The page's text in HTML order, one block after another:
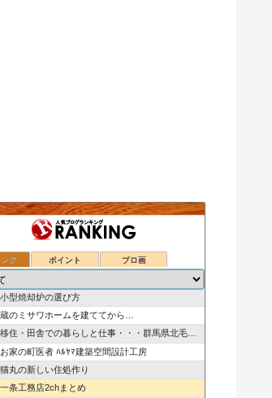
グ ポイント ブロ画
ローコスト住宅（秀光ビルド）で家を建てる
ついのすみかはここにあるか
小型焼却炉の選び方
蔵のミサワホームを建ててから…
移住・田舎での暮らしと仕事・・・群馬県北毛みなかみエリア
お家の町医者 ﾊﾙﾔﾏ建築空間設計工房
猫丸の新しい住処作り
一条工務店2chまとめ